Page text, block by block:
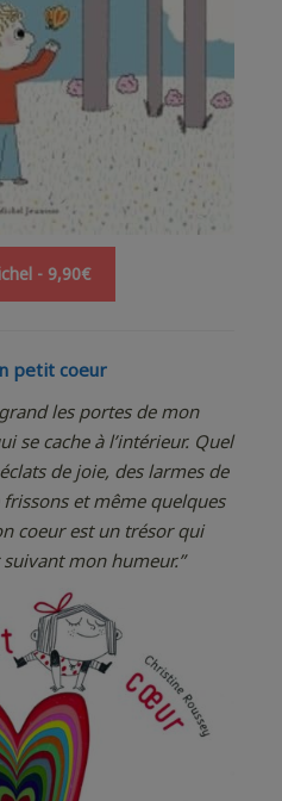
- 9,90€
petit coeur
les portes de mon
se cache à l’intérieur. Quel
de joie, des larmes de
et même quelques
coeur est un trésor qui
mon humeur.”